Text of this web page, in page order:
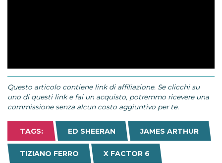
Questo articolo contiene link di affiliazione. Se clicchi su
uno di questi link e fai un acquisto, potremmo ricevere una
commissione senza alcun costo aggiuntivo per te.
TAGS: ED SHEERAN JAMES ARTHUR
TIZIANO FERRO X FACTOR 6